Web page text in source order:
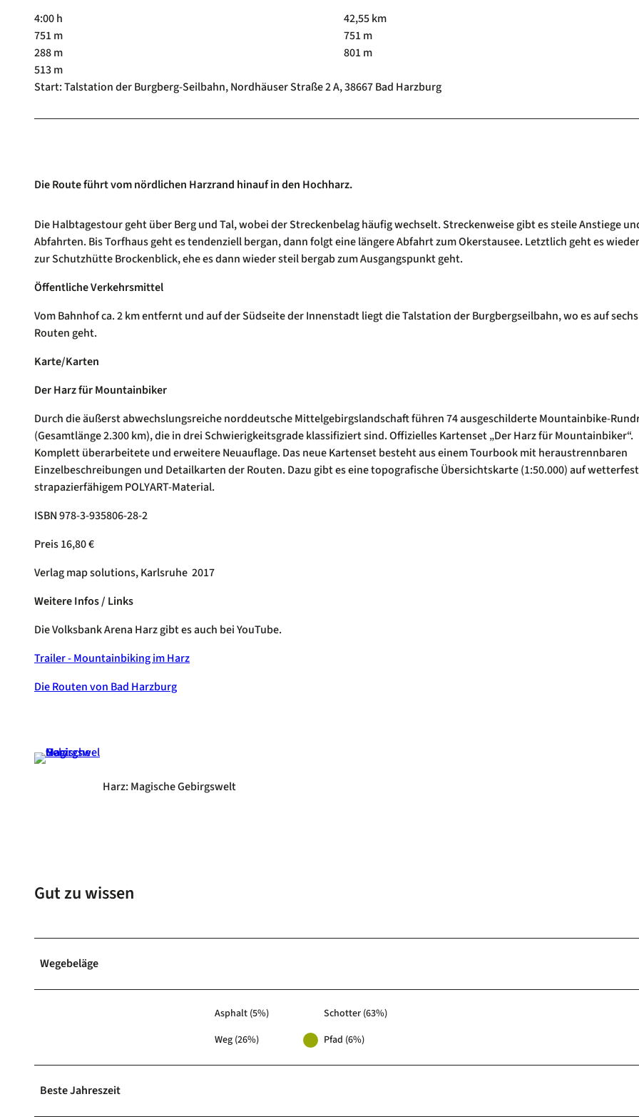
4:00 h
42,55 km
751 m
751 m
288 m
801 m
513 m
Start: Talstation der Burgberg-Seilbahn, Nordhäuser Straße 2 A, 38667 Bad Harzburg
Die Route führt vom nördlichen Harzrand hinauf in den Hochharz.
Die Halbtagestour geht über Berg und Tal, wobei der Streckenbelag häufig wechselt. Streckenweise gibt es steile Anstiege
Abfahrten. Bis Torfhaus geht es tendenziell bergan, dann folgt eine längere Abfahrt zum Okerstausee. Letztlich geht es
zur Schutzhütte Brockenblick, ehe es dann wieder steil bergab zum Ausgangspunkt geht.
Öffentliche Verkehrsmittel
Vom Bahnhof ca. 2 km entfernt und auf der Südseite der Innenstadt liegt die Talstation der Burgbergseilbahn, wo es auf
Routen geht.
Karte/Karten
Der Harz für Mountainbiker
Durch die äußerst abwechslungsreiche norddeutsche Mittelgebirgslandschaft führen 74 ausgeschilderte Mountainbike-
(Gesamtlänge 2.300 km), die in drei Schwierigkeitsgrade klassifiziert sind. Offizielles Kartenset „Der Harz für Mountainbiker“.
Komplett überarbeitete und erweitere Neuauflage. Das neue Kartenset besteht aus einem Tourbook mit heraustrennbaren
Einzelbeschreibungen und Detailkarten der Routen. Dazu gibt es eine topografische Übersichtskarte (1:50.000) auf
strapazierfähigem POLYART-Material.
ISBN 978-3-935806-28-2
Preis 16,80 €
Verlag map solutions, Karlsruhe 2017
Weitere Infos / Links
Die Volksbank Arena Harz gibt es auch bei YouTube.
Trailer - Mountainbiking im Harz
Die Routen von Bad Harzburg
Harz: Magische Gebirgswelt
Gut zu wissen
Wegebeläge
Asphalt (5%)
Schotter (63%)
Weg (26%)
Pfad (6%)
Beste Jahreszeit